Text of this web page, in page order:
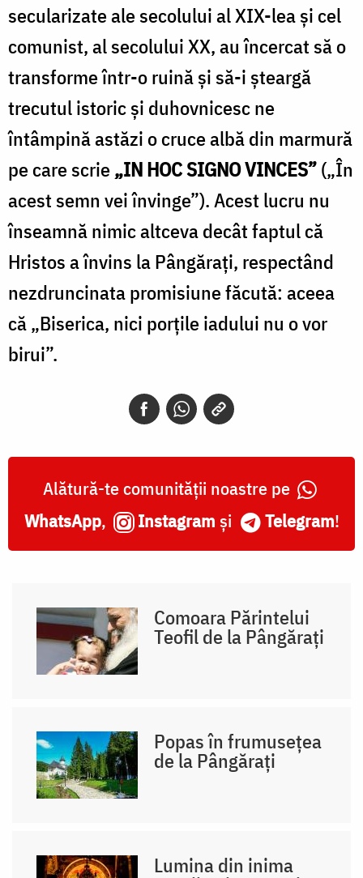
secularizate ale secolului al XIX-lea şi cel
comunist, al secolului XX, au încercat să o
transforme într-o ruină şi să-i şteargă
trecutul istoric şi duhovnicesc ne
întâmpină astăzi o cruce albă din marmură
pe care scrie„IN HOC SIGNO VINCES”(„În
acest semn vei învinge”). Acest lucru nu
înseamnă nimic altceva decât faptul că
Hristos a învins la Pângăraţi, respectând
nezdruncinata promisiune făcută: aceea
că „Biserica, nici porţile iadului nu o vor
birui”.
Alătură-te comunității noastre pe
WhatsApp, Instagram și Telegram!
Comoara Părintelui
Teofil de la Pângărați
Popas în frumusețea
de la Pângărați
Lumina din inima